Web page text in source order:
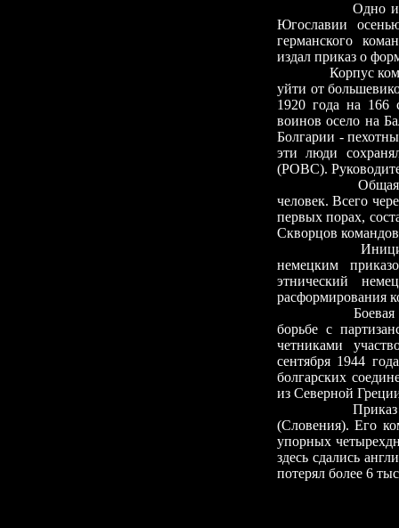
Одно из
Югославии
германского
издал приказ о
Корпус
уйти от
1920 года на 166
воинов осело на
Болгарии -
эти люди
(РОВС).
Общая
человек. Всего
первых порах,
Скворцов
Инициатор
немецким
этнический
расформирования
Боевая
борьбе с
четниками
сентября 1944
болгарских
из Северной
Приказ о
(Словения). Его
упорных
здесь сдались
потерял более 6